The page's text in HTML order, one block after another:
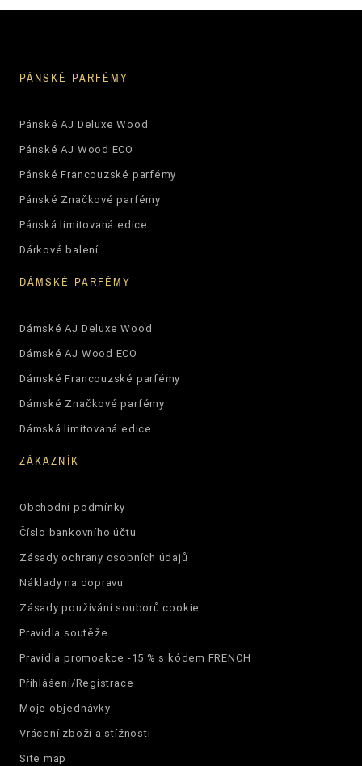
PÁNSKÉ PARFÉMY
Pánské AJ Deluxe Wood
Pánské AJ Wood ECO
Pánské Francouzské parfémy
Pánské Značkové parfémy
Pánská limitovaná edice
Dárkové balení
DÁMSKÉ PARFÉMY
Dámské AJ Deluxe Wood
Dámské AJ Wood ECO
Dámské Francouzské parfémy
Dámské Značkové parfémy
Dámská limitovaná edice
ZÁKAZNÍK
Obchodní podmínky
Číslo bankovního účtu
Zásady ochrany osobních údajů
Náklady na dopravu
Zásady používání souborů cookie
Pravidla soutěže
Pravidla promoakce -15 % s kódem FRENCH
Přihlášení/Registrace
Moje objednávky
Vrácení zboží a stížnosti
Site map